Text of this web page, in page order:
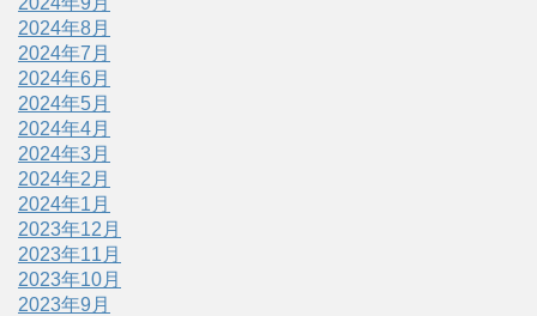
2024年8月
2024年7月
2024年6月
2024年5月
2024年4月
2024年3月
2024年2月
2024年1月
2023年12月
2023年11月
2023年10月
2023年9月